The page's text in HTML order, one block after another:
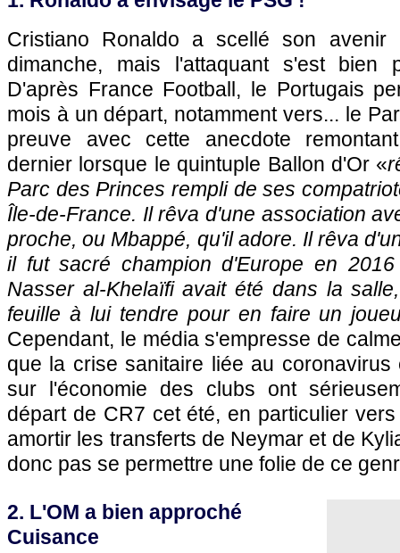
Cristiano Ronaldo a scellé son
dimanche, mais l'attaquant s'est bien
D'après France Football, le Portugais
mois à un départ, notamment vers... le
preuve avec cette anecdote
dernier lorsque le quintuple Ballon d'Or «
Parc des Princes rempli de ses
Île-de-France. Il rêva d'une association
proche, ou Mbappé, qu'il adore. Il rêva
il fut sacré champion d'Europe en
Nasser al-Khelaïfi avait été dans la
feuille à lui tendre pour en faire un
Cependant, le média s'empresse de
que la crise sanitaire liée au
sur l'économie des clubs ont
départ de CR7 cet été, en particulier
amortir les transferts de Neymar et de
donc pas se permettre une folie de ce
2. L'OM a bien approché
Cuisance